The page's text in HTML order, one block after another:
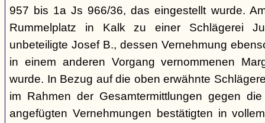
957 bis 1a Js 966/36, das eingestellt wurde.
Rummelplatz in Kalk zu einer Schlägerei
unbeteiligte Josef B., dessen Vernehmung
in einem anderen Vorgang vernommenen
wurde. In Bezug auf die oben erwähnte
im Rahmen der Gesamtermittlungen gegen
angefügten Vernehmungen bestätigten in